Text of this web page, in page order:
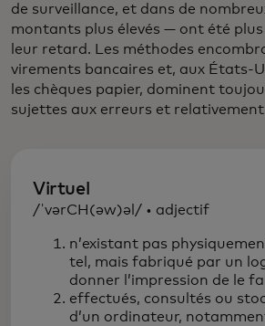
de surveillance, et dans de
montants plus élevés — ont été
leur retard. Les méthodes
virements bancaires et, aux États-
les chèques papier, dominent
sujettes aux erreurs et relativement
Virtuel
/ˈvərCH(əw)əl/ • adjectif
n’existant pas
tel, mais fabriqué par un
donner l’impression de le
effectués, consultés ou
d’un ordinateur,